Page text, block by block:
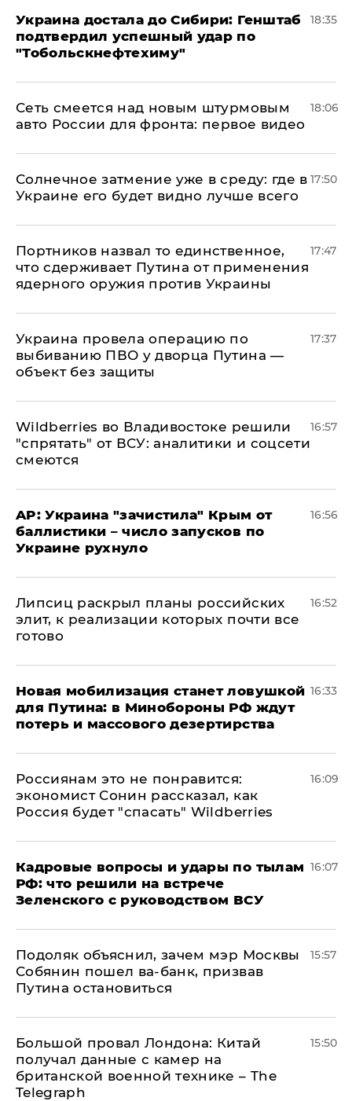
Украина достала до Сибири: Генштаб
подтвердил успешный удар по
"Тобольскнефтехиму"
18:35
Сеть смеется над новым штурмовым
авто России для фронта: первое видео
18:06
​Солнечное затмение уже в среду: где в
Украине его будет видно лучше всего
17:50
Портников назвал то единственное,
что сдерживает Путина от применения
ядерного оружия против Украины
17:47
Украина провела операцию по
выбиванию ПВО у дворца Путина —
объект без защиты
17:37
Wildberries во Владивостоке решили
"спрятать" от ВСУ: аналитики и соцсети
смеются
16:57
AP: Украина "зачистила" Крым от
баллистики – число запусков по
Украине рухнуло
16:56
Липсиц раскрыл планы российских
элит, к реализации которых почти все
готово
16:52
​Новая мобилизация станет ловушкой
для Путина: в Минобороны РФ ждут
потерь и массового дезертирства
16:33
Россиянам это не понравится:
экономист Сонин рассказал, как
Россия будет "спасать" Wildberries
16:09
Кадровые вопросы и удары по тылам
РФ: что решили на встрече
Зеленского с руководством ВСУ
16:07
Подоляк объяснил, зачем мэр Москвы
Собянин пошел ва-банк, призвав
Путина остановиться
15:57
Большой провал Лондона: Китай
получал данные с камер на
британской военной технике – The
Telegraph
15:50